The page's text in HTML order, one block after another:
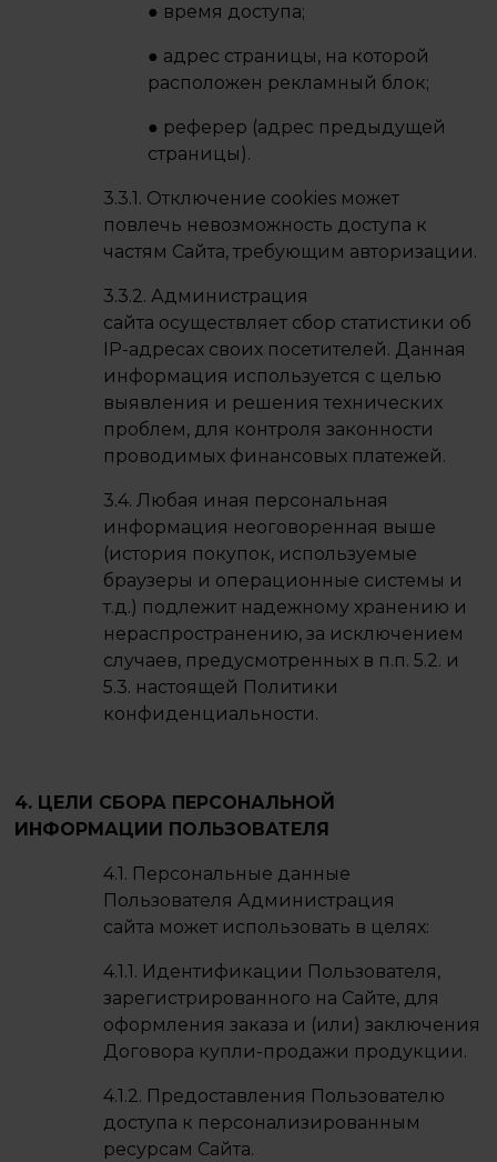
● время доступа;
● адрес страницы, на которой
расположен рекламный блок;
● реферер (адрес предыдущей
страницы).
3.3.1. Отключение cookies может
повлечь невозможность доступа к
частям Сайта, требующим авторизации.
3.3.2. Администрация
сайта осуществляет сбор статистики об
IP-адресах своих посетителей. Данная
информация используется с целью
выявления и решения технических
проблем, для контроля законности
проводимых финансовых платежей.
3.4. Любая иная персональная
информация неоговоренная выше
(история покупок, используемые
браузеры и операционные системы и
т.д.) подлежит надежному хранению и
нераспространению, за исключением
случаев, предусмотренных в п.п. 5.2. и
5.3. настоящей Политики
конфиденциальности.
4. ЦЕЛИ СБОРА ПЕРСОНАЛЬНОЙ
ИНФОРМАЦИИ ПОЛЬЗОВАТЕЛЯ
4.1. Персональные данные
Пользователя Администрация
сайта может использовать в целях:
4.1.1. Идентификации Пользователя,
зарегистрированного на Сайте, для
оформления заказа и (или) заключения
Договора купли-продажи продукции.
4.1.2. Предоставления Пользователю
доступа к персонализированным
ресурсам Сайта.